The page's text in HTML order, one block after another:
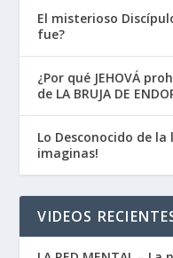
El misterioso
fue?
¿Por qué JEHOVÁ
de LA BRUJA DE
Lo Desconocido de
imaginas!
VIDEOS